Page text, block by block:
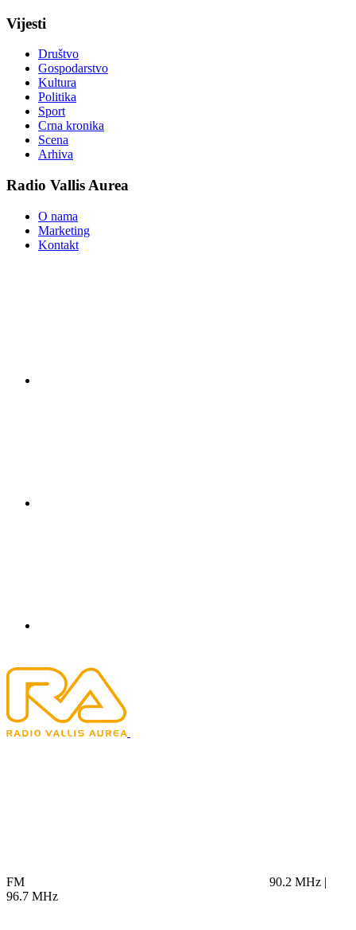
Vijesti
Društvo
Gospodarstvo
Kultura
Politika
Sport
Crna kronika
Scena
Arhiva
Radio Vallis Aurea
O nama
Marketing
Kontakt
FM
90.2 MHz |
96.7 MHz